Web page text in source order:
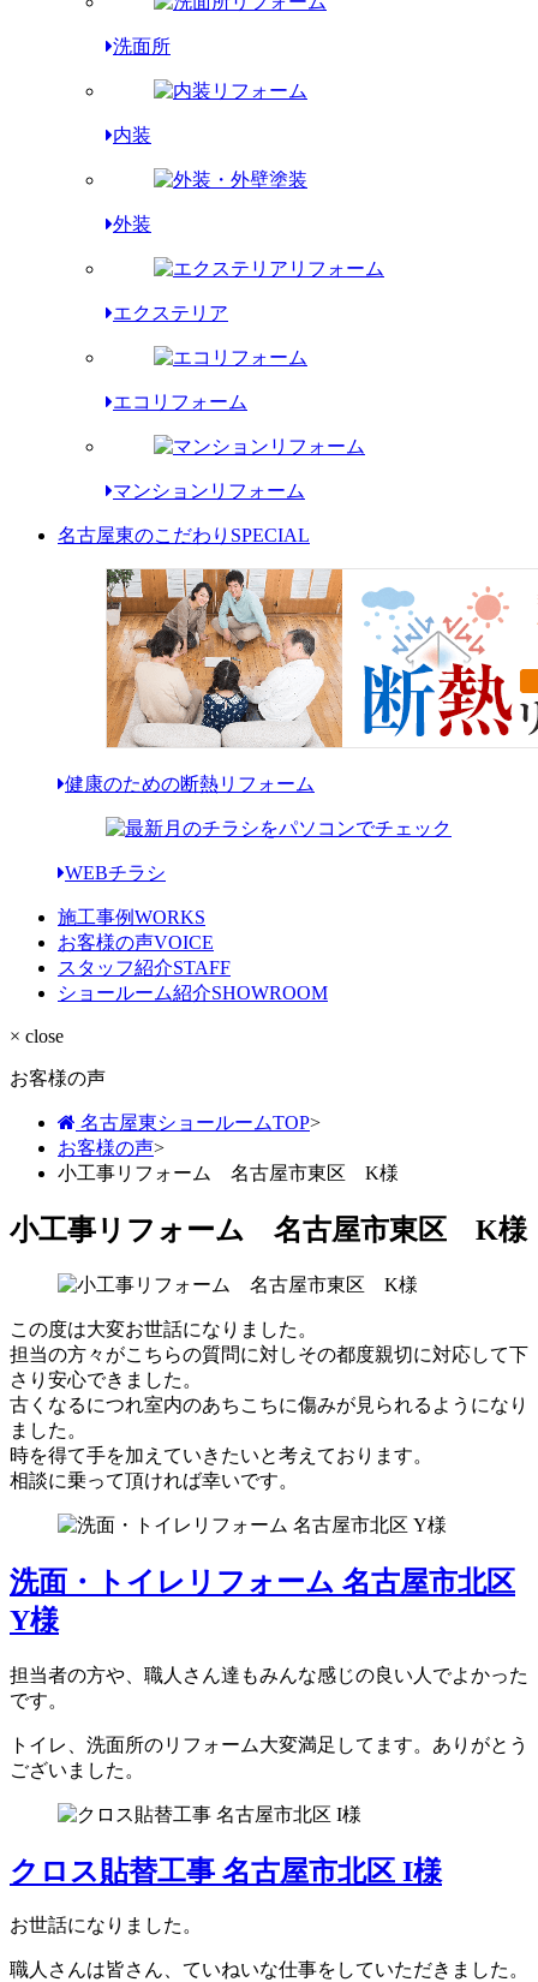
洗面所
内装
外装
エクステリア
エコリフォーム
マンションリフォーム
名古屋東のこだわり SPECIAL
健康のための断熱リフォーム
WEBチラシ
施工事例WORKS
お客様の声VOICE
スタッフ紹介STAFF
ショールーム紹介SHOWROOM
× close
お客様の声
名古屋東ショールームTOP>
お客様の声>
小工事リフォーム 名古屋市東区 K様
小工事リフォーム 名古屋市東区 K様
この度は大変お世話になりました。
担当の方々がこちらの質問に対しその都度親切に対応して下
さり安心できました。
古くなるにつれ室内のあちこちに傷みが見られるようになり
ました。
時を得て手を加えていきたいと考えております。
相談に乗って頂ければ幸いです。
洗面・トイレリフォーム 名古屋市北区
Y様
担当者の方や、職人さん達もみんな感じの良い人でよかった
です。
トイレ、洗面所のリフォーム大変満足してます。ありがとう
ございました。
クロス貼替工事 名古屋市北区 I様
お世話になりました。
職人さんは皆さん、ていねいな仕事をしていただきました。